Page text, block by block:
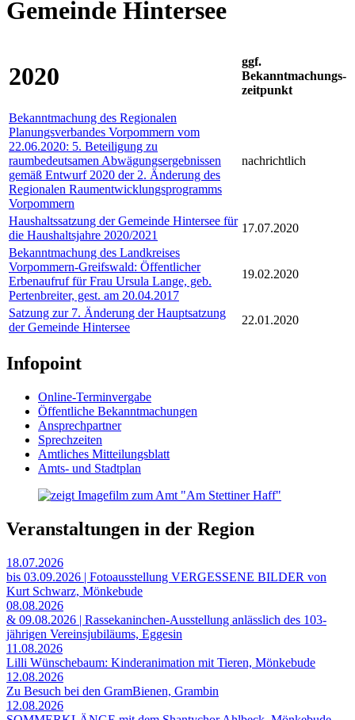
Gemeinde Hintersee
2020
ggf.
Bekanntmachungs-
zeitpunkt
Bekanntmachung des Regionalen
Planungsverbandes Vorpommern vom
22.06.2020: 5. Beteiligung zu
raumbedeutsamen Abwägungsergebnissen
gemäß Entwurf 2020 der 2. Änderung des
Regionalen Raumentwicklungsprogramms
Vorpommern
nachrichtlich
Haushaltssatzung der Gemeinde Hintersee für
die Haushaltsjahre 2020/2021
17.07.2020
Bekanntmachung des Landkreises
Vorpommern-Greifswald: Öffentlicher
Erbenaufruf für Frau Ursula Lange, geb.
Pertenbreiter, gest. am 20.04.2017
19.02.2020
Satzung zur 7. Änderung der Hauptsatzung
der Gemeinde Hintersee
22.01.2020
Infopoint
Online-Terminvergabe
Öffentliche Bekanntmachungen
Ansprechpartner
Sprechzeiten
Amtliches Mitteilungsblatt
Amts- und Stadtplan
Veranstaltungen in der Region
18.07.2026
bis 03.09.2026 | Fotoausstellung VERGESSENE BILDER von
Kurt Schwarz, Mönkebude
08.08.2026
& 09.08.2026 | Rassekaninchen-Ausstellung anlässlich des 103-
jährigen Vereinsjubiläums, Eggesin
11.08.2026
Lilli Wünschebaum: Kinderanimation mit Tieren, Mönkebude
12.08.2026
Zu Besuch bei den GramBienen, Grambin
12.08.2026